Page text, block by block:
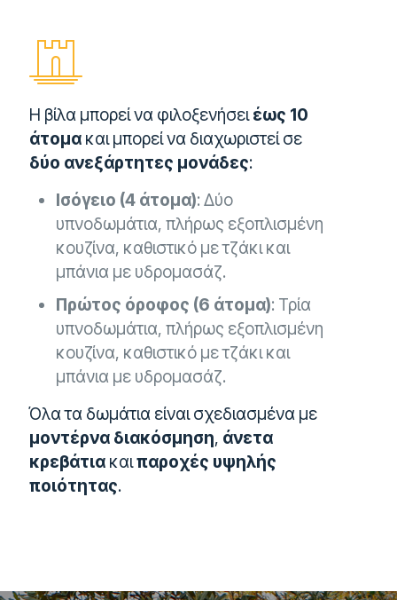
Η βίλα μπορεί να φιλοξενήσειέως 10
άτομα και μπορεί να διαχωριστεί σε
δύο ανεξάρτητες μονάδες:
Ισόγειο (4 άτομα): Δύο
υπνοδωμάτια, πλήρως εξοπλισμένη
κουζίνα, καθιστικό με τζάκι και
μπάνια με υδρομασάζ.
Πρώτος όροφος (6 άτομα): Τρία
υπνοδωμάτια, πλήρως εξοπλισμένη
κουζίνα, καθιστικό με τζάκι και
μπάνια με υδρομασάζ.
Όλα τα δωμάτια είναι σχεδιασμένα με
μοντέρνα διακόσμηση, άνετα
κρεβάτια καιπαροχές υψηλής
ποιότητας.